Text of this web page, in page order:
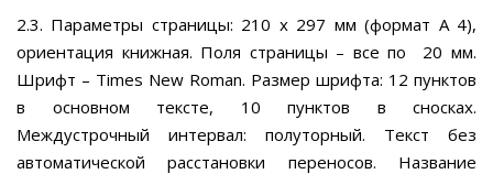
2.3. Параметры страницы: 210 х 297 мм (формат А 4),
ориентация книжная. Поля страницы – все по 20 мм.
Шрифт – Times New Roman. Размер шрифта: 12 пунктов
в основном тексте, 10 пунктов в сносках.
Междустрочный интервал: полуторный. Текст без
автоматической расстановки переносов. Название